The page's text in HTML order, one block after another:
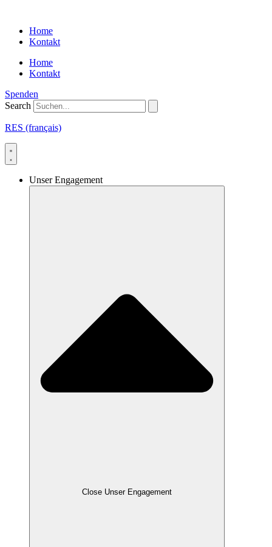
contentHome
Kontakt
Home
Kontakt
Spenden
Search
RES (français)
Unser Engagement
Close Unser Engagement